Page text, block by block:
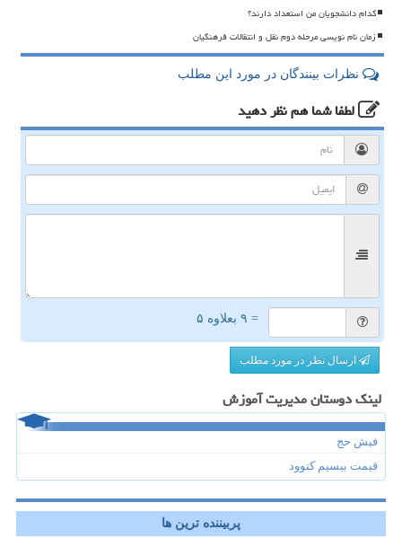
کدام دانشجویان من استعداد دارند؟
زمان نام نویسی مرحله دوم نقل و انتقالات فرهنگیان
نظرات بینندگان در مورد این مطلب
لطفا شما همنظر دهید
= ۹ بعلاوه ۵
ارسال نظر در مورد مطلب
لینک دوستان مدیریت آموزش
فیش حج
قیمت بیسیم کنوود
پربیننده ترین ها